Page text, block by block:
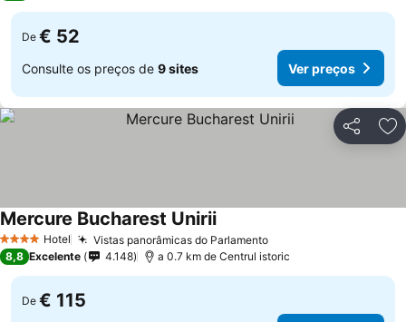
De € 52
Consulte os preços de 9 sites Ver preços
Partilhar
4 EstrelasHotel Vistas panorâmicas do Parlamento
Mercure Bucharest Unirii
8,8 Excelente 4.148 a 0.7 km de Centrul istoric
De € 115